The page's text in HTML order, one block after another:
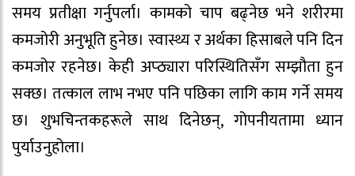
समय प्रतीक्षा गर्नुपर्ला। कामको चाप बढ्नेछ भने शरीरमा
कमजोरी अनुभूति हुनेछ। स्वास्थ्य र अर्थका हिसाबले पनि दिन
कमजोर रहनेछ। केही अप्ठ्यारा परिस्थितिसँग सम्झौता हुन
सक्छ। तत्काल लाभ नभए पनि पछिका लागि काम गर्ने समय
छ। शुभचिन्तकहरूले साथ दिनेछन्, गोपनीयतामा ध्यान
पुर्याउनुहोला।